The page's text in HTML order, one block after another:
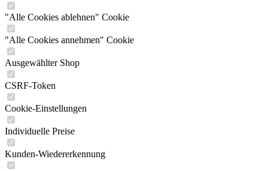
"Alle Cookies ablehnen" Cookie
"Alle Cookies annehmen" Cookie
Ausgewählter Shop
CSRF-Token
Cookie-Einstellungen
Individuelle Preise
Kunden-Wiedererkennung